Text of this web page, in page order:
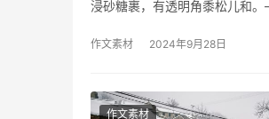
浸砂糖裹，有透明角黍松儿和
作文素材 2024年9月28日
作文素材